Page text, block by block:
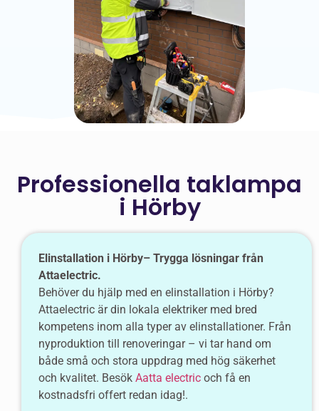
Professionella taklampa
i Hörby
Elinstallation i Hörby– Trygga lösningar från
Attaelectric.
Behöver du hjälp med en elinstallation i Hörby?
Attaelectric är din lokala elektriker med bred
kompetens inom alla typer av elinstallationer. Från
nyproduktion till renoveringar – vi tar hand om
både små och stora uppdrag med hög säkerhet
och kvalitet. Besök Aatta electric och få en
kostnadsfri offert redan idag!.